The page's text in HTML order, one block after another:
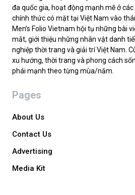
đa quốc gia, hoạt động mạnh mẽ ở
chính thức có mặt tại Việt Nam vào
Men’s Folio Vietnam hội tụ những bài
mắt, giới thiệu những nhân vật danh
nghiệp thời trang và giải trí Việt Nam.
xu hướng, thời trang và phong cách
phái mạnh theo từng mùa/năm.
Pages
About Us
Contact Us
Advertising
Media Kit